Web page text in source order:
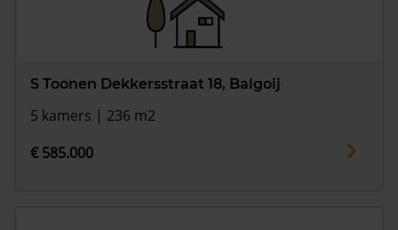
S Toonen Dekkersstraat 18, Balgoij
5 kamers | 236 m2
€ 585.000